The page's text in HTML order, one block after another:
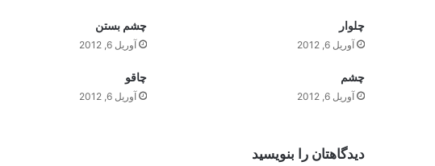
چلوار
آوریل 6, 2012
چشم بستن
آوریل 6, 2012
چشم
آوریل 6, 2012
چاقو
آوریل 6, 2012
دیدگاهتان را بنویسید